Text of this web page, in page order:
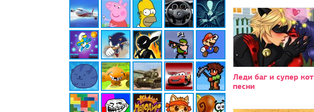
Леди баг и супер кот
песни